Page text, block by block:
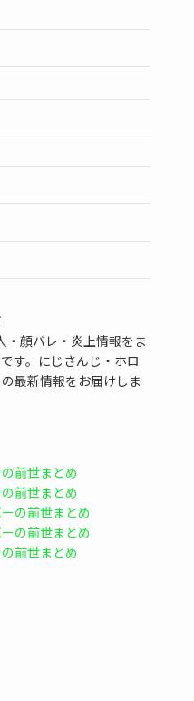
顔バレ・炎上情報をま
す。にじさんじ・ホロ
最新情報をお届けしま
前世まとめ
前世まとめ
の前世まとめ
の前世まとめ
前世まとめ